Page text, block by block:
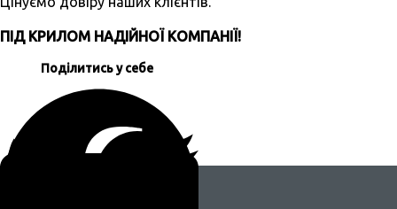
ПІД КРИЛОМ НАДІЙНОЇ КОМПАНІЇ!
Поділитись у себе